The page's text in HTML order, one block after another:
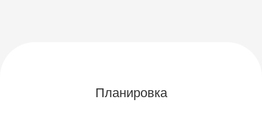
Планировка